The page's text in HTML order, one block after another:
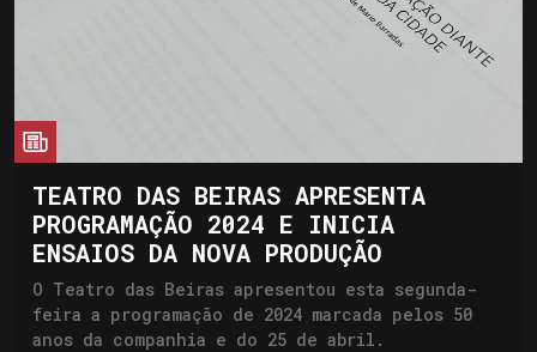
TEATRO DAS BEIRAS APRESENTA
PROGRAMAÇÃO 2024 E INICIA
ENSAIOS DA NOVA PRODUÇÃO
O Teatro das Beiras apresentou esta segunda-
feira a programação de 2024 marcada pelos 50
anos da companhia e do 25 de abril.